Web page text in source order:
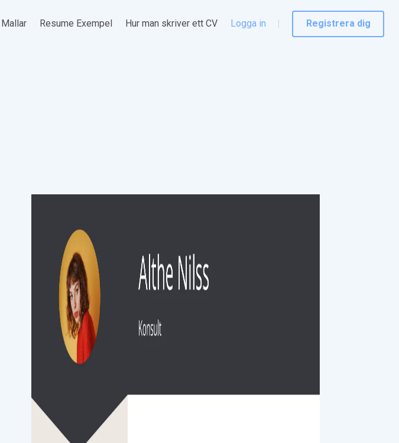
Mallar Resume Exempel Hur man skriver ett CV Logga in Registrera dig